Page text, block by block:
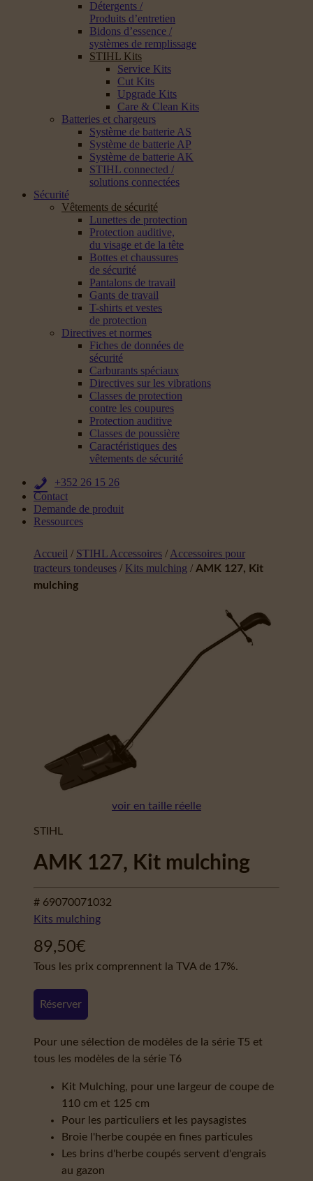
Détergents /
Produits d’entretien
Bidons d’essence /
systèmes de remplissage
STIHL Kits
Service Kits
Cut Kits
Upgrade Kits
Care & Clean Kits
Batteries et chargeurs
Système de batterie AS
Système de batterie AP
Système de batterie AK
STIHL connected /
solutions connectées
Sécurité
Vêtements de sécurité
Lunettes de protection
Protection auditive,
du visage et de la tête
Bottes et chaussures
de sécurité
Pantalons de travail
Gants de travail
T-shirts et vestes
de protection
Directives et normes
Fiches de données de
sécurité
Carburants spéciaux
Directives sur les vibrations
Classes de protection
contre les coupures
Protection auditive
Classes de poussière
Caractéristiques des
vêtements de sécurité
+352 26 15 26
Contact
Demande de produit
Ressources
Accueil / STIHL Accessoires / Accessoires pour
tracteurs tondeuses / Kits mulching / AMK 127, Kit
mulching
voir en taille réelle
STIHL
AMK 127, Kit mulching
# 69070071032
Kits mulching
89,50€
Tous les prix comprennent la TVA de 17%.
Réserver
Pour une sélection de modèles de la série T5 et
tous les modèles de la série T6
Kit Mulching, pour une largeur de coupe de
110 cm et 125 cm
Pour les particuliers et les paysagistes
Broie l'herbe coupée en fines particules
Les brins d'herbe coupés servent d'engrais
au gazon